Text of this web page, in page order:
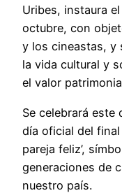
Uribes, instaura el
octubre, con
y los cineastas, y
la vida cultural y
el valor
Se celebrará este
día oficial del final
pareja feliz’,
generaciones de
nuestro país.